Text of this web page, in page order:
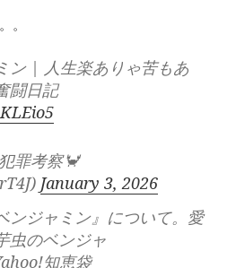
。
ン | 人生楽ありゃ苦もあ
闘日記
罪考察🦀
January 3, 2026
ンジャミン』について。愛
虫のベンジャ
知恵袋